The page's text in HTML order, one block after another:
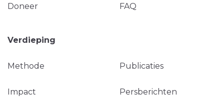
Doneer FAQ
Verdieping
Methode Publicaties
Impact Persberichten